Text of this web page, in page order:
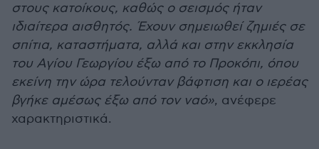
στους κατοίκους, καθώς ο σεισμός ήταν
ιδιαίτερα αισθητός. Έχουν σημειωθεί ζημιές σε
σπίτια, καταστήματα, αλλά και στην εκκλησία
του Αγίου Γεωργίου έξω από το Προκόπι, όπου
εκείνη την ώρα τελούνταν βάφτιση και ο ιερέας
βγήκε αμέσως έξω από τον ναό», ανέφερε
χαρακτηριστικά.